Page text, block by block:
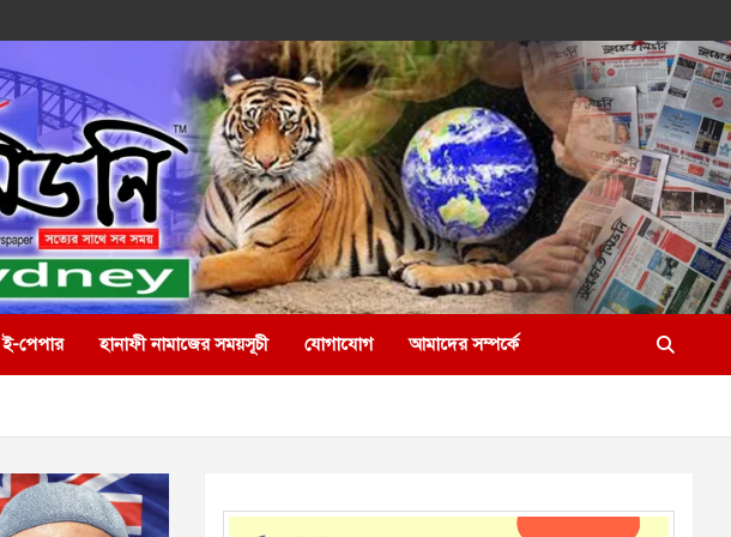
ই-পেপার হানাফী নামাজের সময়সূচী যোগাযোগ আমাদের সম্পর্কে